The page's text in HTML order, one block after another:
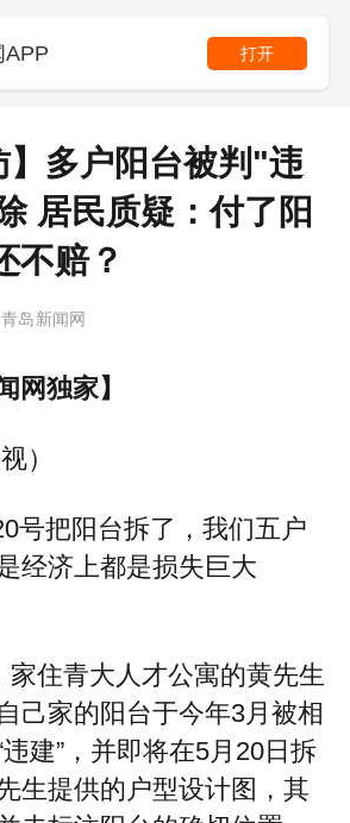
APP 打开
】多户阳台被判"违
居民质疑：付了阳
不赔？
岛新闻网
网独家】
）
号把阳台拆了，我们五户
经济上都是损失巨大
家住青大人才公寓的黄先生
己家的阳台于今年3月被相
建”，并即将在5月20日拆
生提供的户型设计图，其